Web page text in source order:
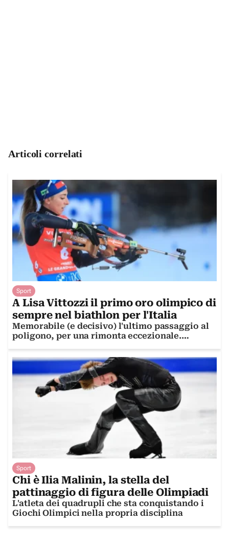
Articoli correlati
Sport
A Lisa Vittozzi il primo oro olimpico di
sempre nel biathlon per l'Italia
Memorabile (e decisivo) l'ultimo passaggio al
poligono, per una rimonta eccezionale.
Sport
Chi è Ilia Malinin, la stella del
pattinaggio di figura delle Olimpiadi
L'atleta dei quadrupli che sta conquistando i
Giochi Olimpici nella propria disciplina